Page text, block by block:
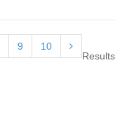
9 10
Results